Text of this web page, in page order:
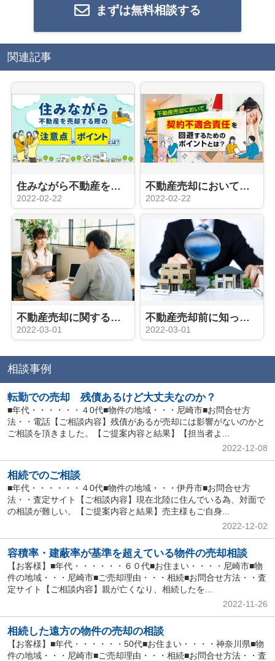
まずは無料相談する
関連記事
住みながら不動産を売却する際の注意点やポイントとは？
2022-02-22
不動産売却において「契約不適合責任」を回避するためのポイントとは？
2022-02-22
不動産売却に関する相談窓口を内容別にご紹介
2022-03-01
不動産売却前に知っておきたい2つの査定方法と依頼のポイントとは？
2022-03-01
相談事例
転勤での売却 残債あるけど大丈夫なのか？
■年代・・・・・・４0代■物件の地域・・・尼崎市■お問合せ方
法・・電話【ご相談内容】残債があるが売却には影響がないのかと
ご相談を頂きました。【ご提案内容と結果】【担当者よ...
2022-12-08
相続でのご相談
■年代・・・・・・４0代■物件の地域・・・伊丹市■お問合せ方
法・・査定サイト【ご相談内容】現在北陸に住んでいる為、対面で
の相談が難しい。【ご提案内容と結果】売主様もご自身...
2022-12-02
容積率・建蔽率が基準を超えている物件の売却相談
【お客様】■年代・・・・・・６０代■お住まい・・・・尼崎市■物
件の地域・・・尼崎市■ご売却理由・・・相続■お問合せ方法・・査
定サイト【ご相談内容】親が亡くなり、相続したを...
2022-11-26
相続した遠方の物件の売却の相談
【お客様】■年代・・・・・・50代■お住まい・・・・神奈川県■物
件の地域・・・尼崎市■ご売却理由・・・相続■お問合せ方法・・査